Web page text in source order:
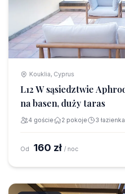
Kouklia, Cyprus
L12 W sąsiedztwie
na basen, duży taras
4 goście 2 pokoje 3 łazienka
Od 160 zł / noc